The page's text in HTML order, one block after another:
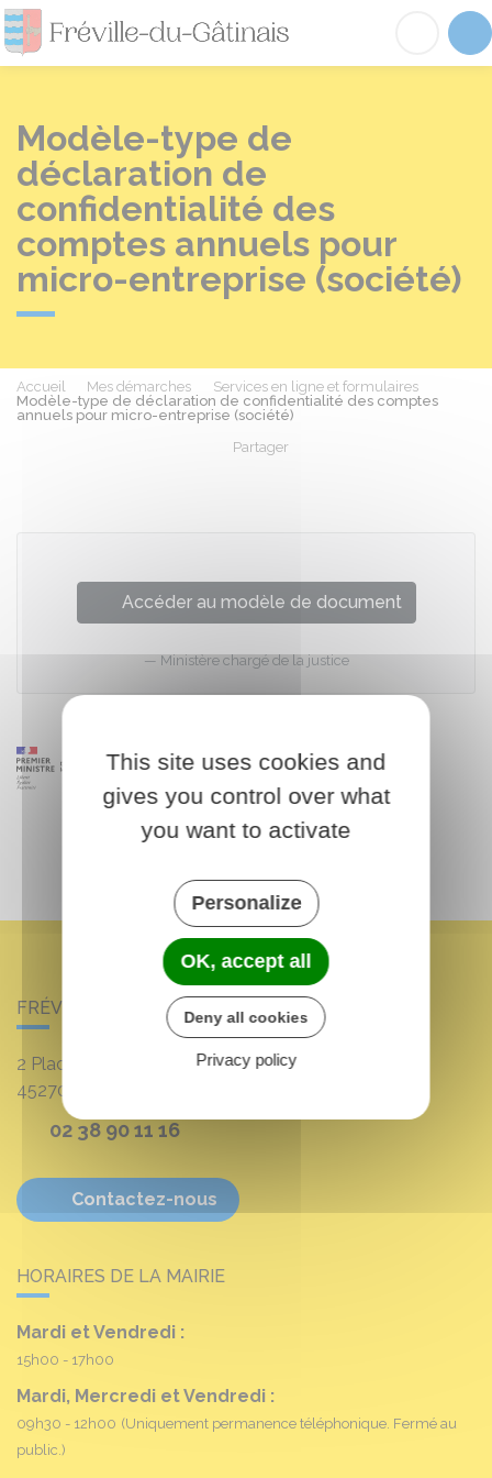
Fréville-du-
Modèle-type de
déclaration de
confidentialité des
comptes annuels pour
micro-entreprise (société)
Accueil Mes démarches
Services en ligne et formulaires
Modèle-type de déclaration de confidentialité des comptes
annuels pour micro-entreprise (société)
Partager
Accéder au modèle de document
Ministère chargé de la justice
FRÉVILLE-DU-GÂTINAIS
2 Place Louis Croum
45270
02 38 90 11 16
Contactez-nous
HORAIRES DE LA MAIRIE
Mardi et Vendredi :
15h00 - 17h00
Mardi, Mercredi et Vendredi :
09h30 - 12h00 (Uniquement permanence téléphonique. Fermé au
public.)
This site uses cookies and
gives you control over what
you want to activate
Personalize
OK, accept all
Deny all cookies
Privacy policy